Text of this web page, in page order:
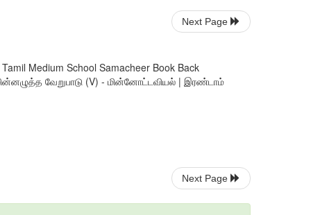
Next Page
Medium School Samacheer Book Back
வேறுபாடு (V) - மின்னோட்டவியல் | இரண்டாம்
Next Page